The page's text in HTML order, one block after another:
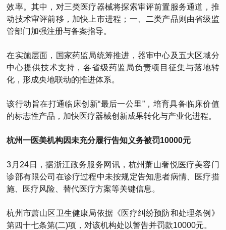
效率。其中，对三类医疗器械将探索审评前置服务通道，推
动技术审评前移，加快上市进程；一、二类产品则由省级监
管部门加强注册与备案指导。
在实施层面，国家药监局统筹推进，器审中心及五大区域分
中心提供技术支持，各省级药监局负责项目征集与落地转
化，形成央地联动的推进体系。
该行动旨在打通临床创新“最后一公里”，培育具备临床价值
的标志性产品，加快医疗器械创新成果转化与产业化进程。
杭州一医美机构因未充分履行告知义务被罚10000元
3月24日，据浙江政务服务网讯，杭州萧山奢悦医疗美容门
诊部有限公司在诊疗过程中未按规定告知患者病情、医疗措
施、医疗风险、替代医疗方案等关键信息。
杭州市萧山区卫生健康局依据《医疗纠纷预防和处理条例》
第四十七条第(二)项，对该机构处以警告并罚款10000元。